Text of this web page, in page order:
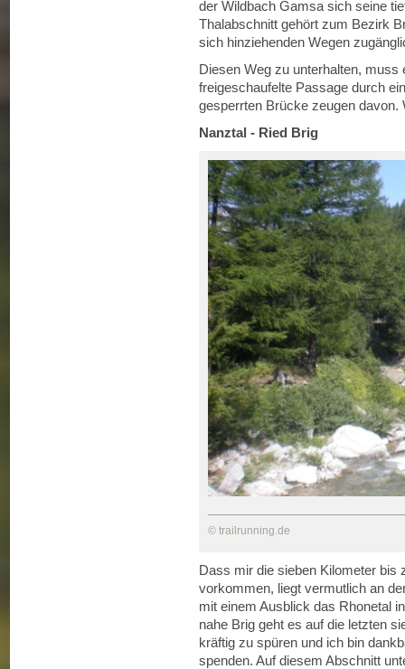
der Wildbach Gamsa sich seine
Thalabschnitt gehört zum Bezirk
sich hinziehenden Wegen
Diesen Weg zu unterhalten,
freigeschaufelte Passage durch
gesperrten Brücke zeugen davon.
Nanztal - Ried Brig
© trailrunning.de
Dass mir die sieben Kilometer bis
vorkommen, liegt vermutlich an
mit einem Ausblick das Rhonetal
nahe Brig geht es auf die letzten
kräftig zu spüren und ich bin
spenden. Auf diesem Abschnitt